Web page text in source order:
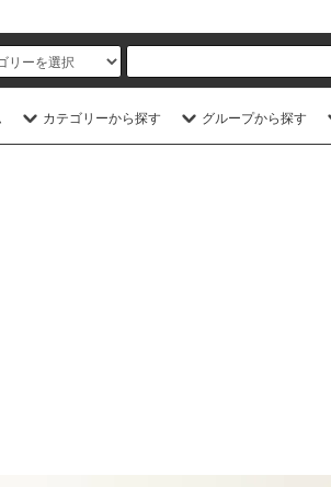
カテゴリーから探す グループから探す